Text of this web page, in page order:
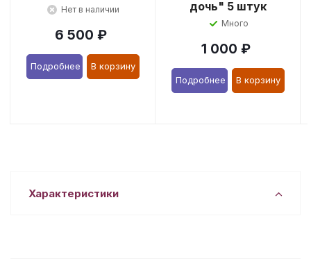
Нет в наличии
6 500 ₽
Подробнее В корзину
дочь" 5 штук
Много
1 000 ₽
Подробнее В корзину
Характеристики